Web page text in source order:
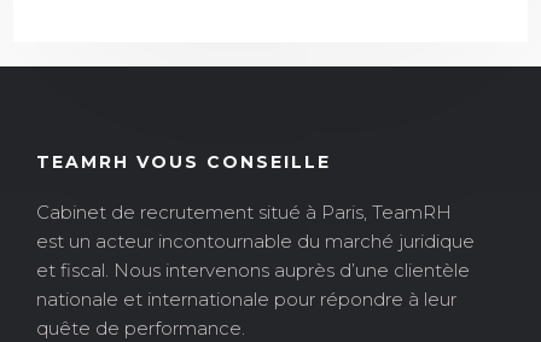
TEAMRH VOUS CONSEILLE
Cabinet de recrutement situé à Paris, TeamRH
est un acteur incontournable du marché juridique
et fiscal. Nous intervenons auprès d’une clientèle
nationale et internationale pour répondre à leur
quête de performance.